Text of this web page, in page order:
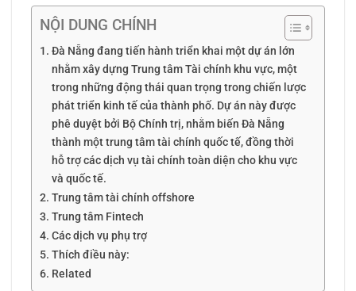
NỘI DUNG CHÍNH
Đà Nẵng đang tiến hành triển khai một dự án lớn
nhằm xây dựng Trung tâm Tài chính khu vực, một
trong những động thái quan trọng trong chiến lược
phát triển kinh tế của thành phố. Dự án này được
phê duyệt bởi Bộ Chính trị, nhằm biến Đà Nẵng
thành một trung tâm tài chính quốc tế, đồng thời
hỗ trợ các dịch vụ tài chính toàn diện cho khu vực
và quốc tế.
Trung tâm tài chính offshore
Trung tâm Fintech
Các dịch vụ phụ trợ
Thích điều này:
Related